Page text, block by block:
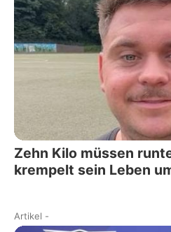
Zehn Kilo müssen
krempelt sein Leben
Artikel -